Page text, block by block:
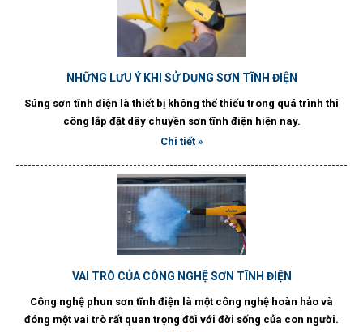
NHỮNG LƯU Ý KHI SỬ DỤNG SƠN TĨNH ĐIỆN
Súng sơn tĩnh điện là thiết bị không thể thiếu trong quá trình thi
công lắp đặt dây chuyền sơn tĩnh điện hiện nay.
Chi tiết »
VAI TRÒ CỦA CÔNG NGHỆ SƠN TĨNH ĐIỆN
Công nghệ phun sơn tĩnh điện là một công nghệ hoàn hảo và
đóng một vai trò rất quan trọng đối với đời sống của con người.